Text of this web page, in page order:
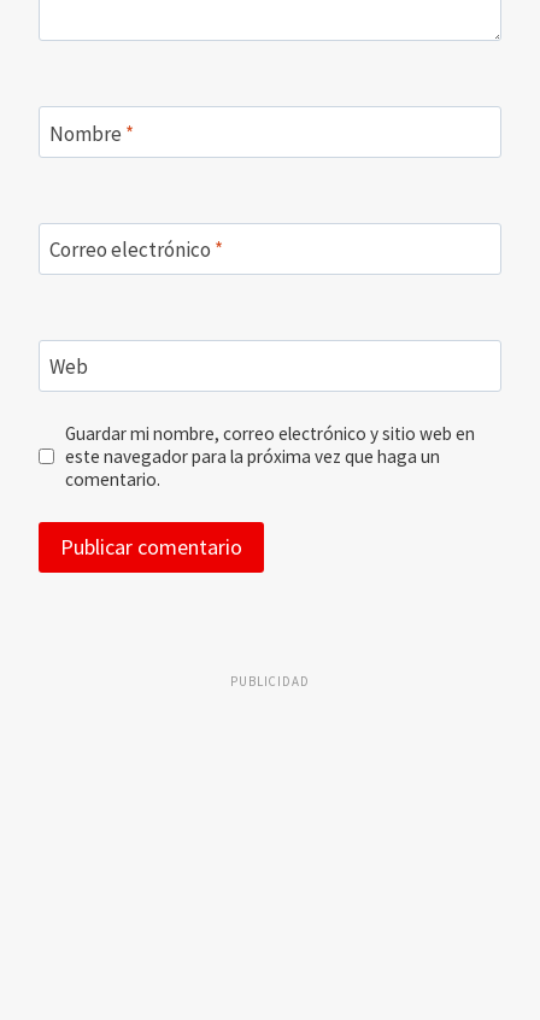
Nombre *
Correo electrónico *
Web
Guardar mi nombre, correo electrónico y sitio web en
este navegador para la próxima vez que haga un
comentario.
PUBLICIDAD